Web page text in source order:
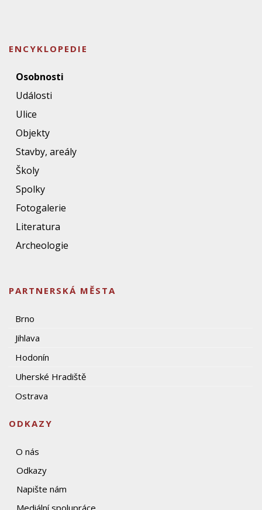
ENCYKLOPEDIE
Osobnosti
Události
Ulice
Objekty
Stavby, areály
Školy
Spolky
Fotogalerie
Literatura
Archeologie
PARTNERSKÁ MĚSTA
Brno
Jihlava
Hodonín
Uherské Hradiště
Ostrava
ODKAZY
O nás
Odkazy
Napište nám
Mediální spolupráce